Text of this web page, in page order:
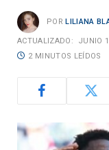
POR LILIANA
ACTUALIZADO: JUNIO
2 MINUTOS LEÍDOS